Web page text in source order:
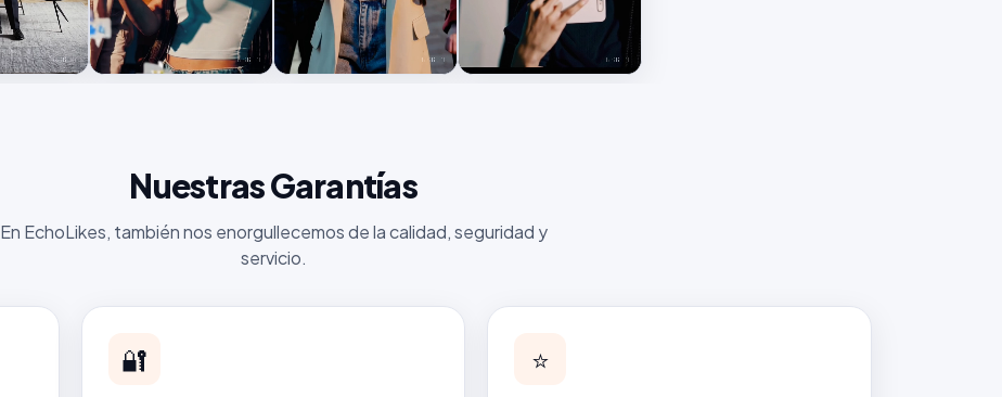
Nuestras Garantías
En EchoLikes, también nos enorgullecemos de la calidad, seguridad y
servicio.
🔐 ⭐